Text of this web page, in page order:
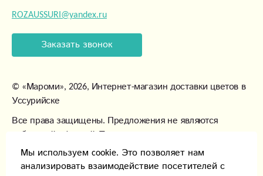
ROZAUSSURI@yandex.ru
Заказать звонок
© «Мароми», 2026, Интернет-магазин доставки цветов в
Уссурийске
Все права защищены. Предложения не являются
публичной офертой. Товары могут незначительно
отличаться от фотографий.
Мы используем cookie. Это позволяет нам
анализировать взаимодействие посетителей с